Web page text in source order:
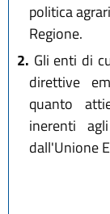
politica
Regione.
2. Gli enti di
direttive
quanto
inerenti
dall'Unione